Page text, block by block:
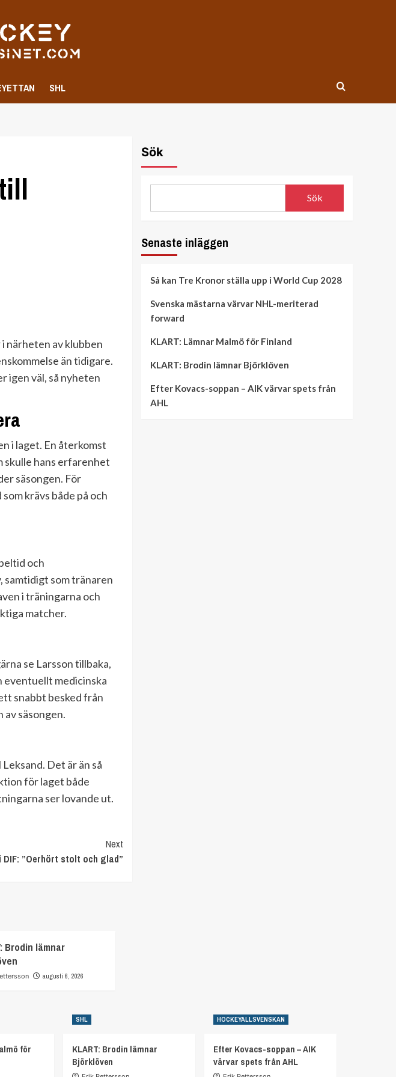
SHL
närheten av klubben
än tidigare.
igen väl, så nyheten
i laget. En återkomst
skulle hans erfarenhet
säsongen. För
krävs både på och
och
samtidigt som tränaren
i träningarna och
matcher.
se Larsson tillbaka,
eventuellt medicinska
snabbt besked från
av säsongen.
Det är än så
för laget både
ser lovande ut.
Next
”Oerhört stolt och glad”
Brodin lämnar
augusti 6, 2026
Sök
Sök
Senaste inläggen
Så kan Tre Kronor ställa upp i World Cup 2028
Svenska mästarna värvar NHL-meriterad
forward
KLART: Lämnar Malmö för Finland
KLART: Brodin lämnar Björklöven
Efter Kovacs-soppan – AIK värvar spets från
AHL
för
SHL
KLART: Brodin lämnar
Björklöven
HOCKEYALLSVENSKAN
Efter Kovacs-soppan – AIK
värvar spets från AHL